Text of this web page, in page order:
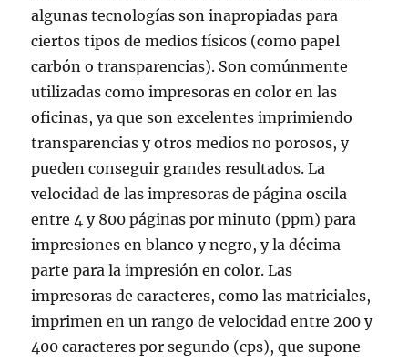
algunas tecnologías son inapropiadas para
ciertos tipos de medios físicos (como papel
carbón o transparencias). Son comúnmente
utilizadas como impresoras en color en las
oficinas, ya que son excelentes imprimiendo
transparencias y otros medios no porosos, y
pueden conseguir grandes resultados. La
velocidad de las impresoras de página oscila
entre 4 y 800 páginas por minuto (ppm) para
impresiones en blanco y negro, y la décima
parte para la impresión en color. Las
impresoras de caracteres, como las matriciales,
imprimen en un rango de velocidad entre 200 y
400 caracteres por segundo (cps), que supone